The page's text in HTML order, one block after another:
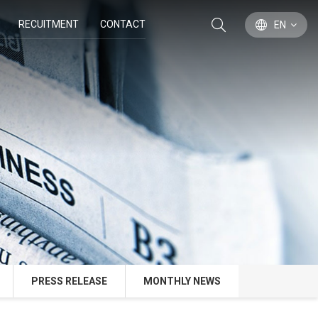
RECUITMENT CONTACT EN
PRESS RELEASE MONTHLY NEWS